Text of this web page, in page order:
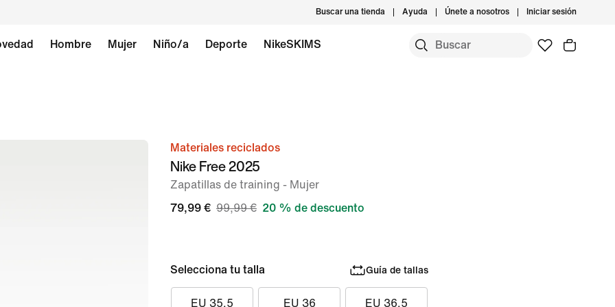
Buscar una tienda Ayuda Únete a nosotros Iniciar sesión
Hombre Mujer Niño/a Deporte NikeSKIMS
ImagenMateriales reciclados
Nike Free 2025
Zapatillas de training - Mujer
79,99 € 99,99 € 20 % de descuento
Selecciona tu talla Guía de tallas
EU 35.5 EU 36 EU 36.5